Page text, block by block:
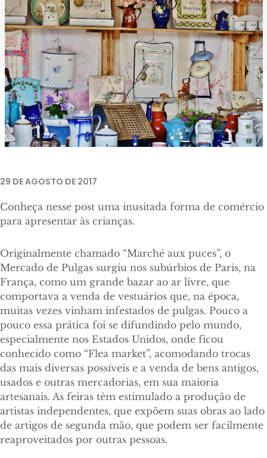
29 DE AGOSTO DE 2017
Conheça nesse post uma inusitada forma de comércio
para apresentar às crianças.
Originalmente chamado “Marché aux puces”, o
Mercado de Pulgas surgiu nos subúrbios de Paris, na
França, como um grande bazar ao ar livre, que
comportava a venda de vestuários que, na época,
muitas vezes vinham infestados de pulgas. Pouco a
pouco essa prática foi se difundindo pelo mundo,
especialmente nos Estados Unidos, onde ficou
conhecido como “Flea market”, acomodando trocas
das mais diversas possíveis e a venda de bens antigos,
usados e outras mercadorias, em sua maioria
artesanais. As feiras têm estimulado a produção de
artistas independentes, que expõem suas obras ao lado
de artigos de segunda mão, que podem ser facilmente
reaproveitados por outras pessoas.